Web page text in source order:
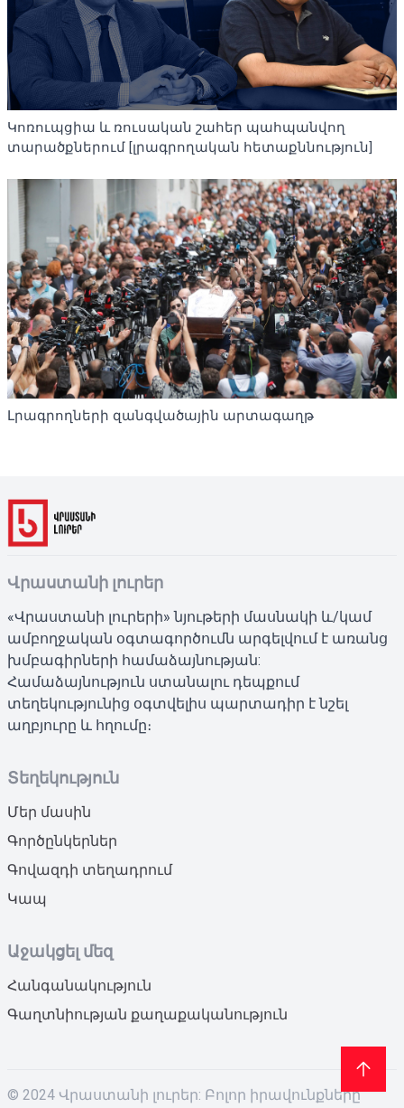
Կոռուպցիա և ռուսական շահեր պահպանվող
տարածքներում [լրագրողական հետաքննություն]
Լրագրողների զանգվածային արտագաղթ
Վրաստանի լուրեր
«Վրաստանի լուրերի» նյութերի մասնակի և/կամ
ամբողջական օգտագործումն արգելվում է առանց
խմբագիրների համաձայնության:
Համաձայնություն ստանալու դեպքում
տեղեկությունից օգտվելիս պարտադիր է նշել
աղբյուրը և հղումը։
Տեղեկություն
Մեր մասին
Գործընկերներ
Գովազդի տեղադրում
Կապ
Աջակցել մեզ
Հանգանակություն
Գաղտնիության քաղաքականություն
© 2024 Վրաստանի լուրեր: Բոլոր իրավունքները